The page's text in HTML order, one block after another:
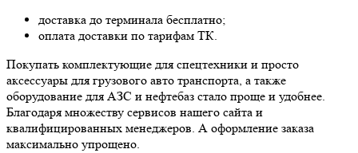
доставка до терминала бесплатно;
оплата доставки по тарифам ТК.
Покупать комплектующие для спецтехники и просто
аксессуары для грузового авто транспорта, а также
оборудование для АЗС и нефтебаз стало проще и удобнее.
Благодаря множеству сервисов нашего сайта и
квалифицированных менеджеров. А оформление заказа
максимально упрощено.